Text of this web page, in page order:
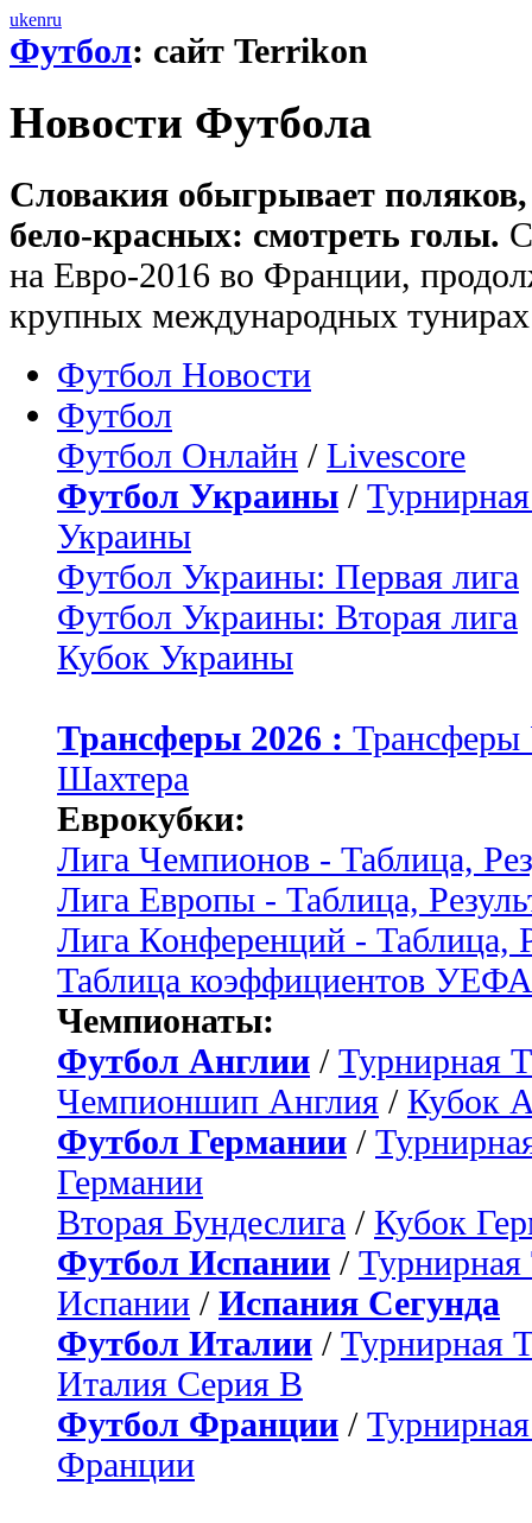
ukenru
Футбол: сайт Terrikon
Новости Футбола
Словакия обыгрывает
бело-красных: смотреть голы.
на Евро-2016 во Франции,
крупных международных тунирах
Футбол Новости
Футбол
Футбол Онлайн / Livescore
Футбол Украины /
Украины
Футбол Украины: Первая лига
Футбол Украины: Вторая лига
Кубок Украины
Трансферы 2026 :
Шахтера
Еврокубки:
Лига Чемпионов - Таблица,
Лига Европы - Таблица,
Лига Конференций - Таблица,
Таблица коэффициентов УЕФА
Чемпионаты:
Футбол Англии / Турнирная
Чемпионшип Англия / Кубок
Футбол Германии /
Германии
Вторая Бундеслига / Кубок
Футбол Испании / Турнирная
Испании / Испания Сегунда
Футбол Италии / Турнирная
Италия Серия B
Футбол Франции /
Франции